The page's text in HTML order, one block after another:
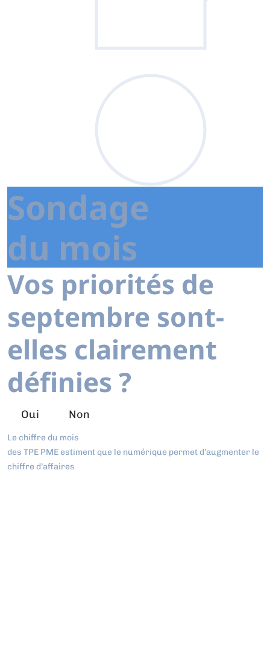
Sondage
du mois
Vos priorités de
septembre sont-
elles clairement
définies ?
Oui Non
Le chiffre du mois
des TPE PME estiment que le numérique permet d’augmenter le
chiffre d’affaires